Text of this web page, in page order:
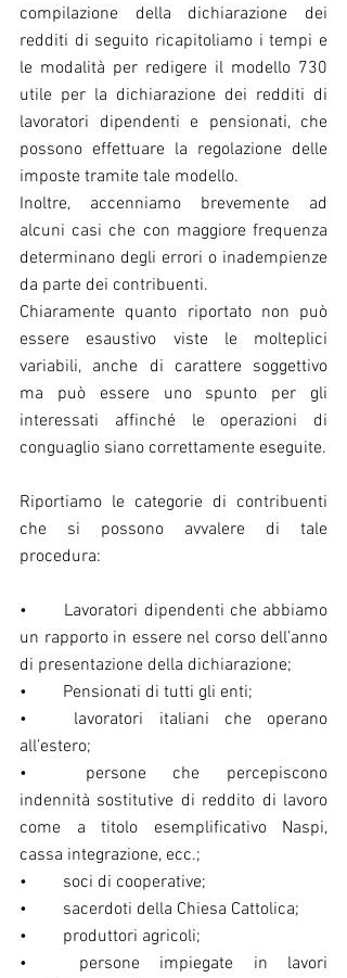
compilazione della dichiarazione dei
redditi di seguito ricapitoliamo i tempi e
le modalità per redigere il modello 730
utile per la dichiarazione dei redditi di
lavoratori dipendenti e pensionati, che
possono effettuare la regolazione delle
imposte tramite tale modello.
Inoltre, accenniamo brevemente ad
alcuni casi che con maggiore frequenza
determinano degli errori o inadempienze
da parte dei contribuenti.
Chiaramente quanto riportato non può
essere esaustivo viste le molteplici
variabili, anche di carattere soggettivo
ma può essere uno spunto per gli
interessati affinché le operazioni di
conguaglio siano correttamente eseguite.
Riportiamo le categorie di contribuenti
che si possono avvalere di tale
procedura:
•	Lavoratori dipendenti che abbiamo
un rapporto in essere nel corso dell’anno
di presentazione della dichiarazione;
•	Pensionati di tutti gli enti;
•	lavoratori italiani che operano
all’estero;
•	persone che percepiscono
indennità sostitutive di reddito di lavoro
come a titolo esemplificativo Naspi,
cassa integrazione, ecc.;
•	soci di cooperative;
•	sacerdoti della Chiesa Cattolica;
•	produttori agricoli;
•	persone impiegate in lavori